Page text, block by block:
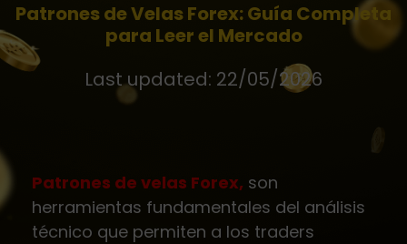
Patrones de Velas Forex: Guía Completa
para Leer el Mercado
Last updated: 22/05/2026
Patrones de velas Forex, son
herramientas fundamentales del análisis
técnico que permiten a los traders